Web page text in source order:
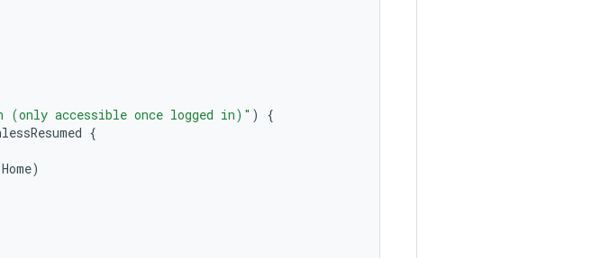
(only accessible once logged in)" )
{
{
Home)